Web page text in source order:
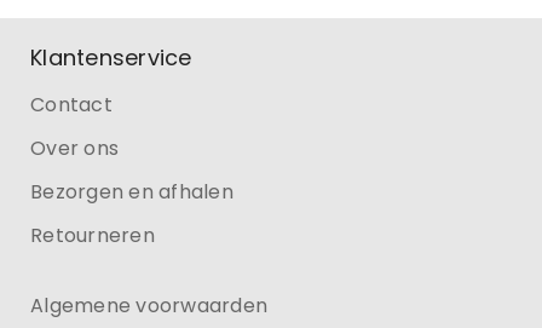
Klantenservice
Contact
Over ons
Bezorgen en afhalen
Retourneren
Algemene voorwaarden